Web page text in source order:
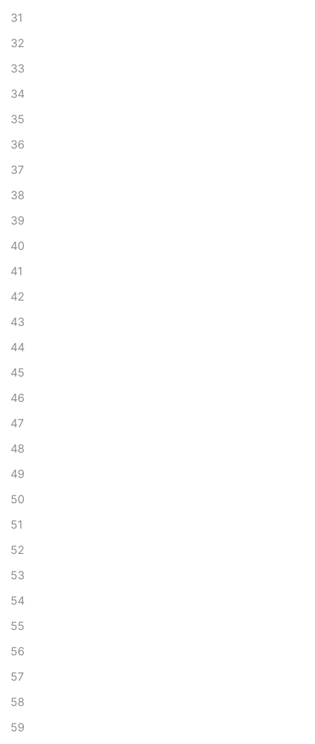
31
32
33
34
35
36
37
38
39
40
41
42
43
44
45
46
47
48
49
50
51
52
53
54
55
56
57
58
59